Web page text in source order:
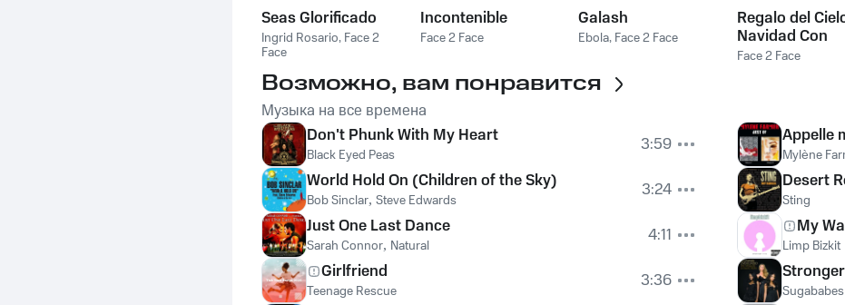
Seas Glorificado
Ingrid Rosario, Face 2
Face
Incontenible
Face 2 Face
Galash
Ebola, Face 2 Face
Regalo del
Navidad Con
Face2face
Face 2 Face
Возможно, вам понравится
Музыка на все времена
Don't Phunk With My Heart
Black Eyed Peas
3:59
World Hold On (Children of the Sky)
Bob Sinclar, Steve Edwards
3:24
Just One Last Dance
Sarah Connor, Natural
4:11
Girlfriend
Teenage Rescue
3:36
Appelle
Mylène
Desert
Sting
My
Limp Bizkit
Stronger
Sugababes